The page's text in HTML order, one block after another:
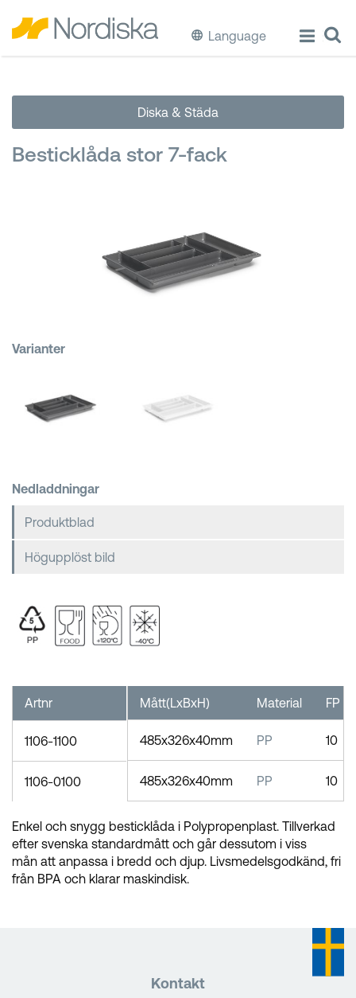
Language
Laga & Förvara mat
Äta & Dricka
Diska & Städa
Besticklåda stor 7-fack
Varianter
Nedladdningar
Produktblad
Högupplöst bild
Mått(LxBxH) Material FP
485x326x40mm PP 10
485x326x40mm PP 10
Artnr
1106-1100
1106-0100
Enkel och snygg besticklåda i Polypropenplast. Tillverkad
efter svenska standardmått och går dessutom i viss
mån att anpassa i bredd och djup. Livsmedelsgodkänd, fri
från BPA och klarar maskindisk.
Kontakt